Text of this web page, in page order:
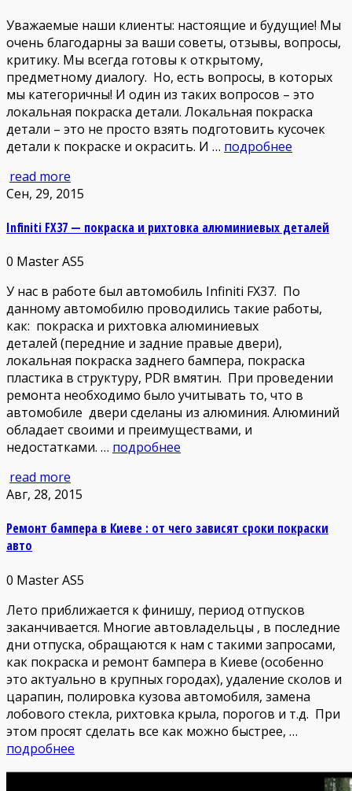
Уважаемые наши клиенты: настоящие и будущие! Мы
очень благодарны за ваши советы, отзывы, вопросы,
критику. Мы всегда готовы к открытому,
предметному диалогу. Но, есть вопросы, в которых
мы категоричны! И один из таких вопросов – это
локальная покраска детали. Локальная покраска
детали – это не просто взять подготовить кусочек
детали к покраске и окрасить. И … подробнее
read more
Сен, 29, 2015
Infiniti FX37 — покраска и рихтовка алюминиевых деталей
0 Master AS5
У нас в работе был автомобиль Infiniti FX37. По
данному автомобилю проводились такие работы,
как: покраска и рихтовка алюминиевых
деталей (передние и задние правые двери),
локальная покраска заднего бампера, покраска
пластика в структуру, PDR вмятин. При проведении
ремонта необходимо было учитывать то, что в
автомобиле двери сделаны из алюминия. Алюминий
обладает своими и преимуществами, и
недостатками. … подробнее
read more
Авг, 28, 2015
Ремонт бампера в Киеве : от чего зависят сроки покраски
авто
0 Master AS5
Лето приближается к финишу, период отпусков
заканчивается. Многие автовладельцы , в последние
дни отпуска, обращаются к нам с такими запросами,
как покраска и ремонт бампера в Киеве (особенно
это актуально в крупных городах), удаление сколов и
царапин, полировка кузова автомобиля, замена
лобового стекла, рихтовка крыла, порогов и т.д. При
этом просят сделать все как можно быстрее, …
подробнее